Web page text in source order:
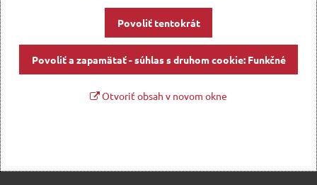
Povoliť tentokrát
Povoliť a zapamätať - súhlas s druhom cookie: Funkčné
Otvoriť obsah v novom okne